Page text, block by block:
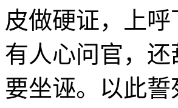
皮做硬证，上
有人心问官，
要坐诬。以此